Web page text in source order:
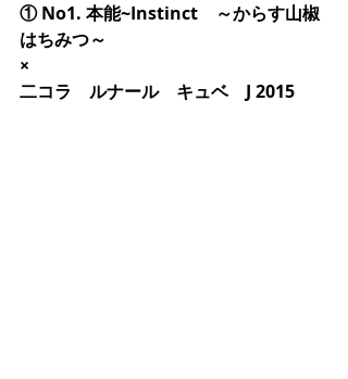
① No1. 本能~Instinct　～からす山椒
はちみつ～
×
二コラ　ルナール　キュベ　J 2015